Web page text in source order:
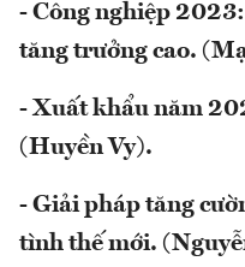
- Công nghiệp
tăng trưởng cao.
- Xuất khẩu năm
(Huyền Vy).
- Giải pháp tăng
tình thế mới.